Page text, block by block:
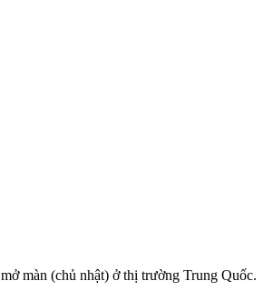
màn (chủ nhật) ở thị trường Trung Quốc.